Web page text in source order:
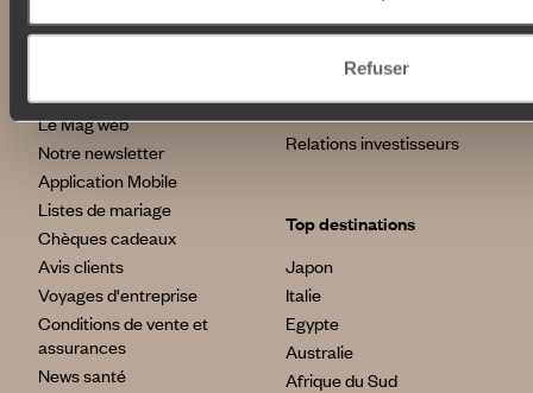
Refuser
Autour du voyage
Le Mag web
Notre newsletter
Application Mobile
Listes de mariage
Chèques cadeaux
Avis clients
Voyages d'entreprise
Conditions de vente et
assurances
News santé
Institutionnel
Relations investisseurs
Top destinations
Japon
Italie
Egypte
Australie
Afrique du Sud